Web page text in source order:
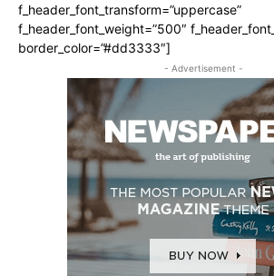
f_header_font_transform=”uppercase”
f_header_font_weight=”500″
border_color=”#dd3333″]
- Advertisement -